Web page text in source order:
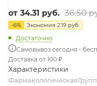
от 34.31 руб. 36.50
-6% Экономия 2.19 руб.
Достаточно
Самовывоз сегодня -
Доставка от 100 ₽
Характеристики